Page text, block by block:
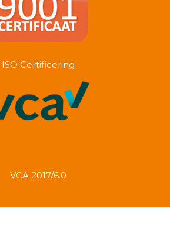
ISO Certificering
VCA 2017/6.0